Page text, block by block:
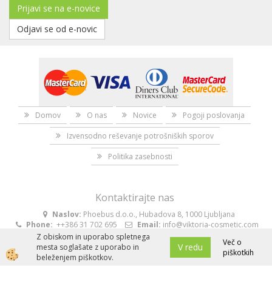
Prijavi se na e-novice
Odjavi se od e-novic
Domov O nas Novice
Pogoji poslovanja
Izvensodno reševanje potrošniških sporov
Politika zasebnosti
Kontaktirajte nas
Naslov: Phoebus d.o.o., Hubadova 8, 1000 Ljubljana
Phone: ++386 31 702 695 Email: info@viktoria-cosmetic.com
Z obiskom in uporabo spletnega
mesta soglašate z uporabo in
beleženjem piškotkov.
V redu
Več o
piškotkih